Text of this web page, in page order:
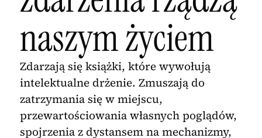
naszym życiem
Zdarzają się książki, które wywołują
intelektualne drżenie. Zmuszają do
zatrzymania się w miejscu,
przewartościowania własnych poglądów,
spojrzenia z dystansem na mechanizmy,